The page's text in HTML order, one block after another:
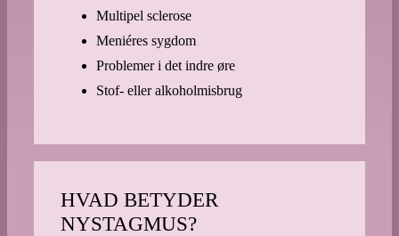
Multipel sclerose
Meniéres sygdom
Problemer i det indre øre
Stof- eller alkoholmisbrug
HVAD BETYDER
NYSTAGMUS?